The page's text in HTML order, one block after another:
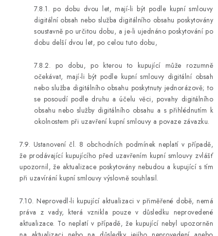
7.8.1. po dobu dvou let, mají-li být podle kupní smlouvy
digitální obsah nebo služba digitálního obsahu poskytovány
soustavně po určitou dobu, a je-li ujednáno poskytování po
dobu delší dvou let, po celou tuto dobu,
7.8.2. po dobu, po kterou to kupující může rozumně
očekávat, mají-li být podle kupní smlouvy digitální obsah
nebo služba digitálního obsahu poskytnuty jednorázově; to
se posoudí podle druhu a účelu věci, povahy digitálního
obsahu nebo služby digitálního obsahu a s přihlédnutím k
okolnostem při uzavření kupní smlouvy a povaze závazku.
7.9. Ustanovení čl. 8 obchodních podmínek neplatí v případě,
že prodávající kupujícího před uzavřením kupní smlouvy zvlášť
upozornil, že aktualizace poskytovány nebudou a kupující s tím
při uzavírání kupní smlouvy výslovně souhlasil.
7.10. Neprovedl-li kupující aktualizaci v přiměřené době, nemá
práva z vady, která vznikla pouze v důsledku neprovedené
aktualizace. To neplatí v případě, že kupující nebyl upozorněn